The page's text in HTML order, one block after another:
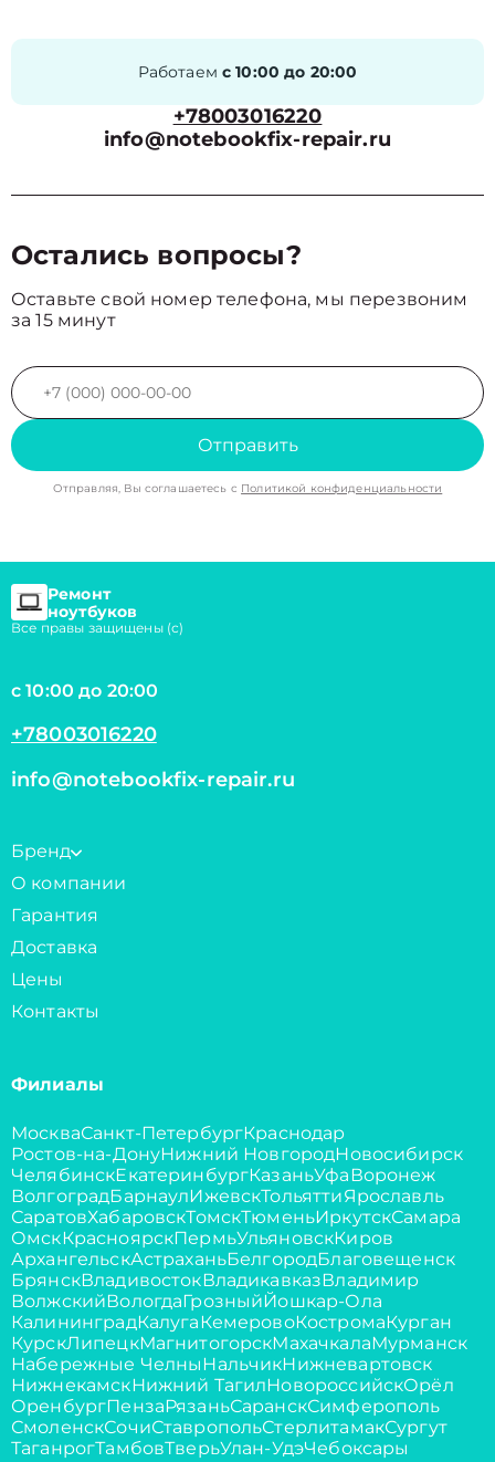
Работаем с 10:00 до 20:00
+78003016220
info@notebookfix-repair.ru
Остались вопросы?
Оставьте свой номер телефона, мы перезвоним
за 15 минут
Отправить
Отправляя, Вы соглашаетесь с Политикой конфиденциальности
Ремонт
ноутбуков
Все правы защищены (с)
с 10:00 до 20:00
+78003016220
info@notebookfix-repair.ru
Бренд
О компании
Гарантия
Доставка
Цены
Контакты
Филиалы
МоскваСанкт-ПетербургКраснодар
Ростов-на-ДонуНижний НовгородНовосибирск
ЧелябинскЕкатеринбургКазаньУфаВоронеж
ВолгоградБарнаулИжевскТольяттиЯрославль
СаратовХабаровскТомскТюменьИркутскСамара
ОмскКрасноярскПермьУльяновскКиров
АрхангельскАстраханьБелгородБлаговещенск
БрянскВладивостокВладикавказВладимир
ВолжскийВологдаГрозныйЙошкар-Ола
КалининградКалугаКемеровоКостромаКурган
КурскЛипецкМагнитогорскМахачкалаМурманск
Набережные ЧелныНальчикНижневартовск
НижнекамскНижний ТагилНовороссийскОрёл
ОренбургПензаРязаньСаранскСимферополь
СмоленскСочиСтавропольСтерлитамакСургут
ТаганрогТамбовТверьУлан-УдэЧебоксары